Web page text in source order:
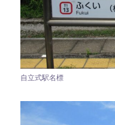
自立式駅名標